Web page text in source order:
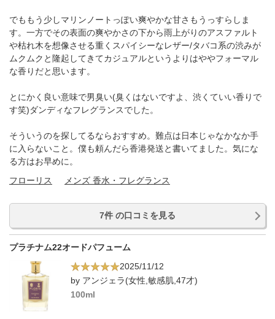
でももう少しマリンノートっぽい爽やかな甘さもうっすらしま
す。一方でその表面の爽やかさの下から雨上がりのアスファルト
や枯れ木を想像させる重くスパイシーなレザー/タバコ系の渋みが
ムクムクと隆起してきてカジュアルというよりはややフォーマル
な香りだと思います。
とにかく良い意味で男臭い(臭くはないですよ、渋くていい香りで
す笑)ダンディなフレグランスでした。
そういうのを探してるならおすすめ。難点は日本じゃなかなか手
に入らないこと。僕も頼んだら香港発送と書いてました。気にな
る方はお早めに。
フローリス
メンズ 香水・フレグランス
7件 の口コミを見る
プラチナム22オードパフューム
2025/11/12
by アンジェラ(女性,敏感肌,47才)
100ml